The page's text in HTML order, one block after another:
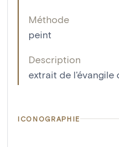
Méthode
peint
Description
extrait de l'évangile
ICONOGRAPHIE